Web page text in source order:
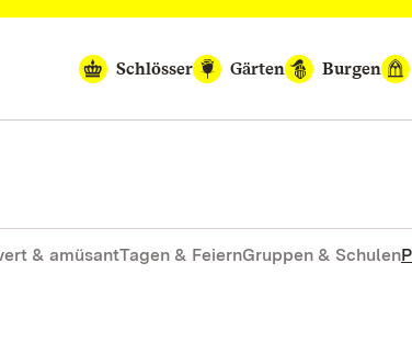
Schlösser
Gärten Burgen
& amüsantTagen & FeiernGruppen & Schulen